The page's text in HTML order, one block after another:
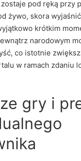
pod ręką przy
żywo, skora
krótkim
narodowym
co istotnie
w ramach zdaniu
gry i